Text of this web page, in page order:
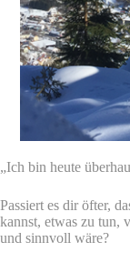
„Ich bin heute
Passiert es dir öfter,
kannst, etwas zu tun,
und sinnvoll wäre?